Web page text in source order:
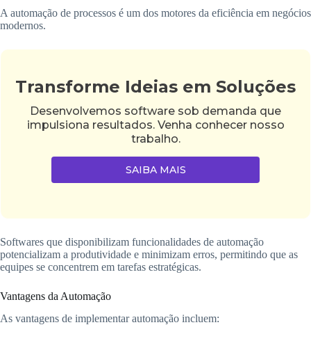
A automação de processos é um dos motores da eficiência em negócios
modernos.
Transforme Ideias em Soluções
Desenvolvemos software sob demanda que
impulsiona resultados. Venha conhecer nosso
trabalho.
SAIBA MAIS
Softwares que disponibilizam funcionalidades de automação
potencializam a produtividade e minimizam erros, permitindo que as
equipes se concentrem em tarefas estratégicas.
Vantagens da Automação
As vantagens de implementar automação incluem: